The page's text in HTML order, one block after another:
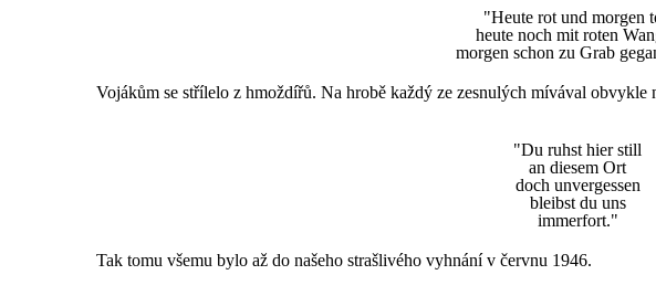
"Heute rot und morgen
heute noch mit roten
morgen schon zu Grab
Vojákům se střílelo z hmoždířů. Na hrobě každý ze zesnulých mívával obvykle
"Du ruhst hier still
an diesem Ort
doch unvergessen
bleibst du uns
immerfort."
Tak tomu všemu bylo až do našeho strašlivého vyhnání v červnu 1946.